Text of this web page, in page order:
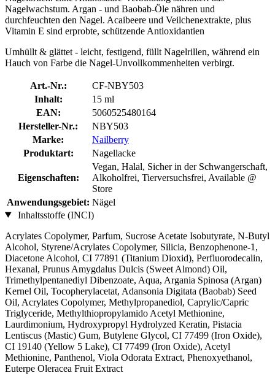
Nagelwachstum. Argan ‐ und Baobab‐Öle nähren und
durchfeuchten den Nagel. Acaibeere und Veilchenextrakte, plus
Vitamin E sind erprobte, schützende Antioxidantien
Umhüllt & glättet ‐ leicht, festigend, füllt Nagelrillen, während ein
Hauch von Farbe die Nagel‐Unvollkommenheiten verbirgt.
Art.-Nr.:
CF-NBY503
Inhalt:
15 ml
EAN:
5060525480164
Hersteller-Nr.:
NBY503
Marke:
Nailberry
Produktart:
Nagellacke
Eigenschaften:
Vegan, Halal, Sicher in der Schwangerschaft,
Alkoholfrei, Tierversuchsfrei, Available @
Store
Anwendungsgebiet: Nägel
Inhaltsstoffe (INCI)
Acrylates Copolymer, Parfum, Sucrose Acetate Isobutyrate, N-Butyl
Alcohol, Styrene/Acrylates Copolymer, Silicia, Benzophenone-1,
Diacetone Alcohol, CI 77891 (Titanium Dioxid), Perfluorodecalin,
Hexanal, Prunus Amygdalus Dulcis (Sweet Almond) Oil,
Trimethylpentanediyl Dibenzoate, Aqua, Argania Spinosa (Argan)
Kernel Oil, Tocopherylacetat, Adansonia Digitata (Baobab) Seed
Oil, Acrylates Copolymer, Methylpropanediol, Caprylic/Capric
Triglyceride, Methylthiopropylamido Acetyl Methionine,
Laurdimonium, Hydroxypropyl Hydrolyzed Keratin, Pistacia
Lentiscus (Mastic) Gum, Butylene Glycol, CI 77499 (Iron Oxide),
CI 19140 (Yellow 5 Lake), CI 77499 (Iron Oxide), Acetyl
Methionine, Panthenol, Viola Odorata Extract, Phenoxyethanol,
Euterpe Oleracea Fruit Extract